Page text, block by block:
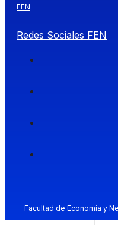
FEN
Redes Sociales FEN
Facultad de Economía y